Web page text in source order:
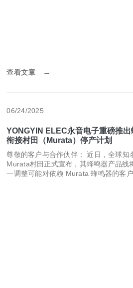
查看文章 →
06/24/2025
YONGYIN ELEC永音电子重磅推
衔接村田（Murata）停产计划
尊敬的客户与合作伙伴： 近日，全球知名电子元器件制造商
Murata村田正式宣布，其蜂鸣器产品线
一调整可能对依赖 Murata 蜂鸣器的客